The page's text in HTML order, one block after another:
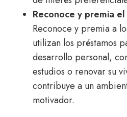
Reconoce y premia
Reconoce y premia a
utilizan los préstamos
desarrollo personal,
estudios o renovar su
contribuye a un
motivador.